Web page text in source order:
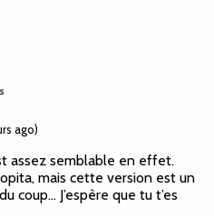
ago)
assez semblable en effet.
mais cette version est un
coup… J’espère que tu t’es